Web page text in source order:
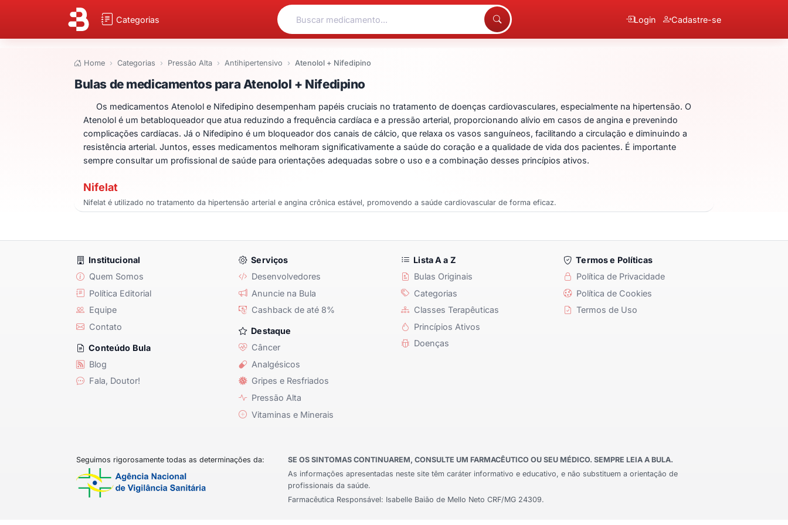
Categorias Login Cadastre-se
Home Categorias Pressão Alta Antihipertensivo Atenolol + Nifedipino
Bulas de medicamentos para Atenolol + Nifedipino
Bulas de medicamentos para Atenolol + Nifedipino
Os medicamentos Atenolol e Nifedipino desempenham papéis cruciais no tratamento de doenças cardiovasculares, especialmente na hipertensão. O
Atenolol é um betabloqueador que atua reduzindo a frequência cardíaca e a pressão arterial, proporcionando alívio em casos de angina e prevenindo
complicações cardíacas. Já o Nifedipino é um bloqueador dos canais de cálcio, que relaxa os vasos sanguíneos, facilitando a circulação e diminuindo a
resistência arterial. Juntos, esses medicamentos melhoram significativamente a saúde do coração e a qualidade de vida dos pacientes. É importante
sempre consultar um profissional de saúde para orientações adequadas sobre o uso e a combinação desses princípios ativos.
Nifelat
Nifelat é utilizado no tratamento da hipertensão arterial e angina crônica estável, promovendo a saúde cardiovascular de forma eficaz.
Institucional
Quem Somos
Política Editorial
Equipe
Contato
Conteúdo Bula
Blog
Fala, Doutor!
Serviços
Desenvolvedores
Anuncie na Bula
Cashback de até 8%
Destaque
Câncer
Analgésicos
Gripes e Resfriados
Pressão Alta
Vitaminas e Minerais
Lista A a Z
Bulas Originais
Categorias
Classes Terapêuticas
Princípios Ativos
Doenças
Termos e Políticas
Política de Privacidade
Política de Cookies
Termos de Uso
Seguimos rigorosamente todas as determinações da:
SE OS SINTOMAS CONTINUAREM, CONSULTE UM FARMACÊUTICO OU SEU MÉDICO. SEMPRE LEIA A BULA.
As informações apresentadas neste site têm caráter informativo e educativo, e não substituem a orientação de
profissionais da saúde.
Farmacêutica Responsável: Isabelle Baião de Mello Neto CRF/MG 24309.